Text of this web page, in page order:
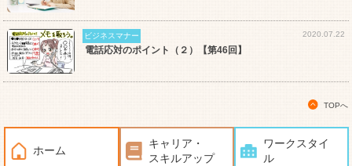
ビジネスマナー 2020.07.22
電話応対のポイント（２）【第46回】
TOPへ
ホーム
キャリア・
スキルアップ
ワークスタイ
ル